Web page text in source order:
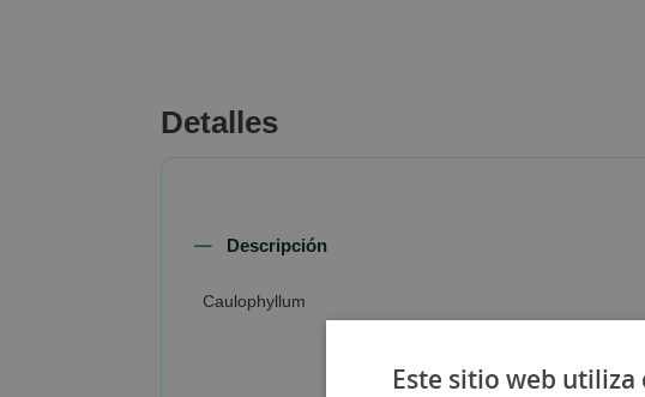
Detalles
Descripción
Caulophyllum
Este sitio web utiliza